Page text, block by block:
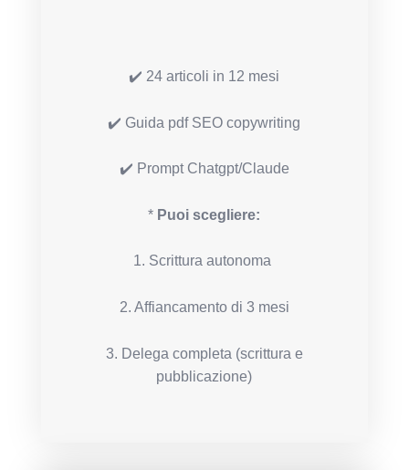
✔️ 24 articoli in 12 mesi
✔️ Guida pdf SEO copywriting
✔️ Prompt Chatgpt/Claude
* Puoi scegliere:
1. Scrittura autonoma
2. Affiancamento di 3 mesi
3. Delega completa (scrittura e
pubblicazione)